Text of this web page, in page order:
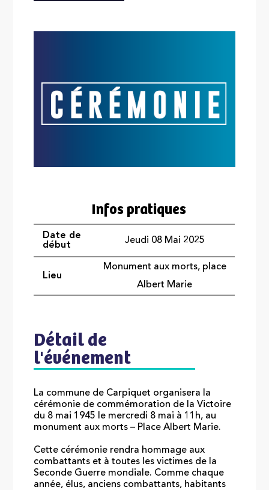
Infos pratiques
Date de
début
Jeudi 08 Mai 2025
Lieu
Monument aux morts, place
Albert Marie
Détail de
l'événement
La commune de Carpiquet organisera la
cérémonie de commémoration de la Victoire
du 8 mai 1945 le mercredi 8 mai à 11h, au
monument aux morts – Place Albert Marie.
Cette cérémonie rendra hommage aux
combattants et à toutes les victimes de la
Seconde Guerre mondiale. Comme chaque
année, élus, anciens combattants, habitants